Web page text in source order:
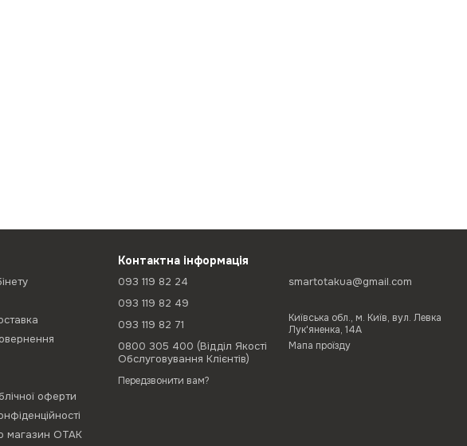
оферти
магазин ОТАК
Контактна інформація
093 119 82 24
093 119 82 49
093 119 82 71
0800 305 400 (Відділ Якості
Обслуговування Клієнтів)
Передзвонити вам?
smartotakua@gmail.com
Київська обл., м. Київ, вул. Левка
Лук'яненка, 14А
Мапа проїзду